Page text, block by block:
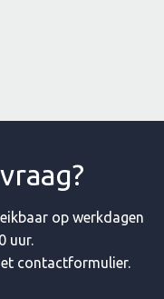
op werkdagen
uur.
contactformulier.